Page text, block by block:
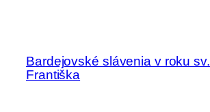
Bardejovské slávenia v roku sv.
Františka